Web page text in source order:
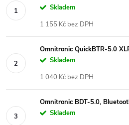
Skladem
1 155 Kč bez DPH
Omnitronic QuickBTR-5.0
Skladem
1 040 Kč bez DPH
Omnitronic BDT-5.0,
Skladem